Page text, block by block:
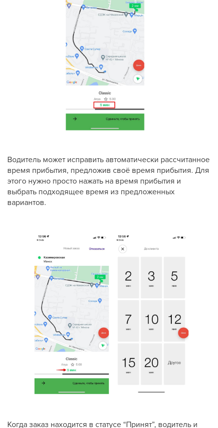
Водитель может исправить автоматически рассчитанное
время прибытия, предложив своё время прибытия. Для
этого нужно просто нажать на время прибытия и
выбрать подходящее время из предложенных
вариантов.
Когда заказ находится в статусе “Принят”, водитель и